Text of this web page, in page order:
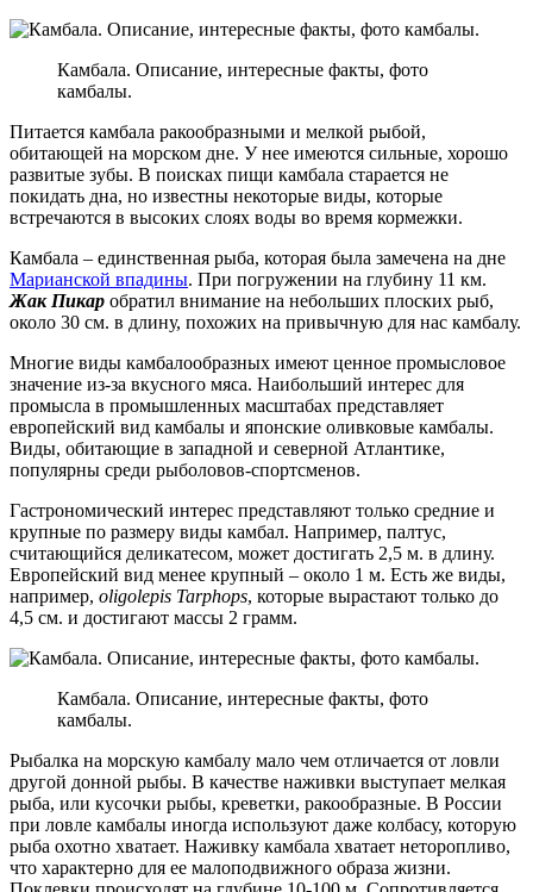
Камбала. Описание, интересные факты, фото
камбалы.
Питается камбала ракообразными и мелкой рыбой,
обитающей на морском дне. У нее имеются сильные, хорошо
развитые зубы. В поисках пищи камбала старается не
покидать дна, но известны некоторые виды, которые
встречаются в высоких слоях воды во время кормежки.
Камбала – единственная рыба, которая была замечена на дне
Марианской впадины. При погружении на глубину 11 км.
Жак Пикар обратил внимание на небольших плоских рыб,
около 30 см. в длину, похожих на привычную для нас камбалу.
Многие виды камбалообразных имеют ценное промысловое
значение из-за вкусного мяса. Наибольший интерес для
промысла в промышленных масштабах представляет
европейский вид камбалы и японские оливковые камбалы.
Виды, обитающие в западной и северной Атлантике,
популярны среди рыболовов-спортсменов.
Гастрономический интерес представляют только средние и
крупные по размеру виды камбал. Например, палтус,
считающийся деликатесом, может достигать 2,5 м. в длину.
Европейский вид менее крупный – около 1 м. Есть же виды,
например, oligolepis Tarphops, которые вырастают только до
4,5 см. и достигают массы 2 грамм.
Камбала. Описание, интересные факты, фото
камбалы.
Рыбалка на морскую камбалу мало чем отличается от ловли
другой донной рыбы. В качестве наживки выступает мелкая
рыба, или кусочки рыбы, креветки, ракообразные. В России
при ловле камбалы иногда используют даже колбасу, которую
рыба охотно хватает. Наживку камбала хватает неторопливо,
что характерно для ее малоподвижного образа жизни.